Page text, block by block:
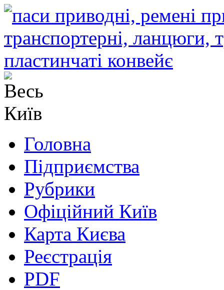
Головна
Підприємства
Рубрики
Офіційний Київ
Карта Києва
Реєстрація
PDF